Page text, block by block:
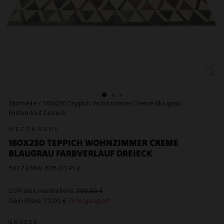
Startseite /
160x230 Teppich Wohnzimmer Creme Blaugrau
Farbverlauf Dreieck
WECONHOME
160X230 TEPPICH WOHNZIMMER CREME
BLAUGRAU FARBVERLAUF DREIECK
50173 MW-878-01 P12
UVP des Herstellers: 299,00 €€299,00
Dein Preis: 73,00 € 76% gespart
GRÖSSE